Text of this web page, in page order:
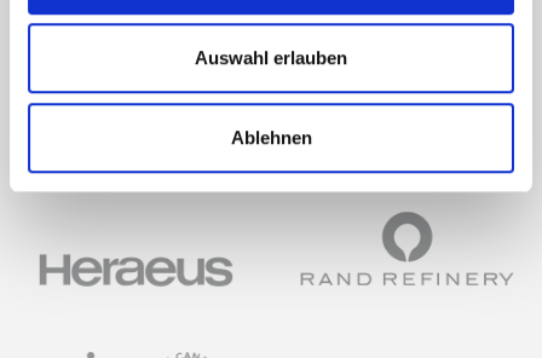
Auswahl erlauben
Ablehnen
Box
Box